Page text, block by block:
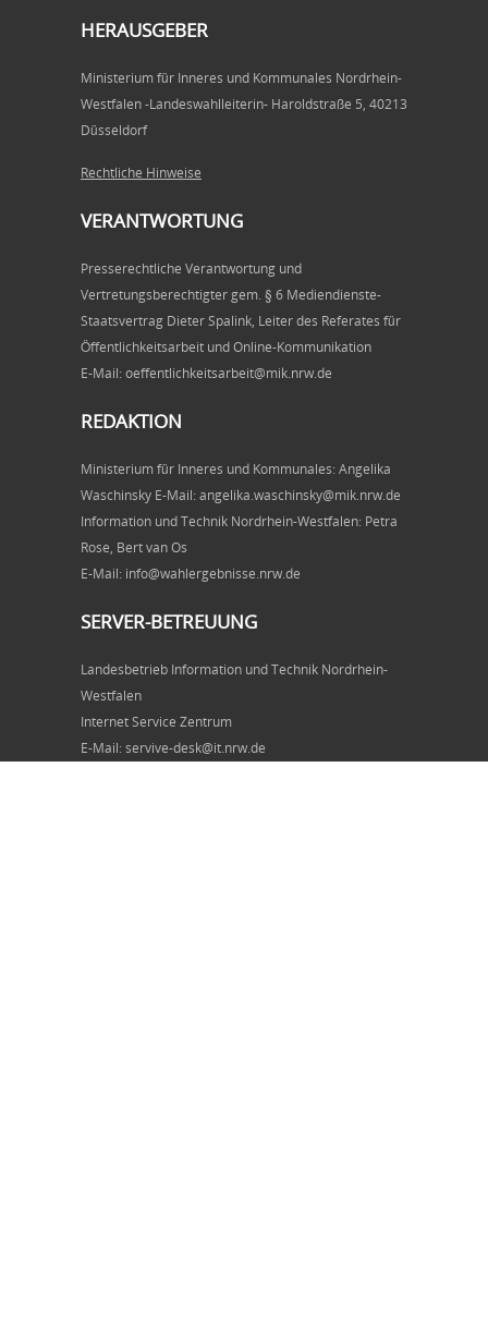
HERAUSGEBER
Ministerium für Inneres und Kommunales Nordrhein-
Westfalen -Landeswahlleiterin- Haroldstraße 5, 40213
Düsseldorf
Rechtliche Hinweise
VERANTWORTUNG
Presserechtliche Verantwortung und
Vertretungsberechtigter gem. § 6 Mediendienste-
Staatsvertrag Dieter Spalink, Leiter des Referates für
Öffentlichkeitsarbeit und Online-Kommunikation
E-Mail: oeffentlichkeitsarbeit@mik.nrw.de
REDAKTION
Ministerium für Inneres und Kommunales: Angelika
Waschinsky E-Mail: angelika.waschinsky@mik.nrw.de
Information und Technik Nordrhein-Westfalen: Petra
Rose, Bert van Os
E-Mail: info@wahlergebnisse.nrw.de
SERVER-BETREUUNG
Landesbetrieb Information und Technik Nordrhein-
Westfalen
Internet Service Zentrum
E-Mail: servive-desk@it.nrw.de